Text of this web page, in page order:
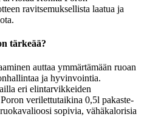
ravitsemuksellista laatua ja
tärkeää?
auttaa ymmärtämään ruoan
ja hyvinvointia.
eri elintarvikkeiden
verilettutaikina 0,5l pakaste-
sopivia, vähäkalorisia